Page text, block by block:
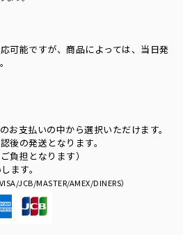
可能ですが、商品によっては、当日発
お支払いの中から選択いただけます。
後の発送となります。
負担となります）
ます。
VISA/JCB/MASTER/AMEX/DINERS）